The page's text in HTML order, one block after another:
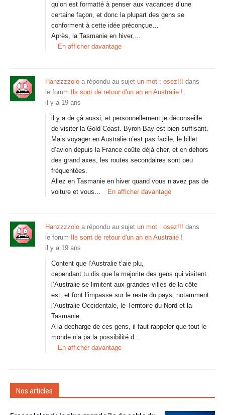
qu’on est formatté à penser aux vacances d’une
certaine façon, et donc la plupart des gens se
conforment à cette idée préconçue…
Après, la Tasmanie en hiver,…
En afficher davantage
Hanzzzzolo a répondu au sujet un mot : osez!!! dans
le forum
Ils sont de retour d'un an en Australie !
il y a 19 ans
il y a de çà aussi, et personnellement je déconseille
de visiter la Gold Coast. Byron Bay est bien suffisant.
Mais voyager en Australie n’est pas facile, le billet
d’avion depuis la France coûte déjà cher, et en dehors
des grand axes, les routes secondaires sont peu
fréquentées.
Allez en Tasmanie en hiver quand vous n’avez pas de
voiture et vous…
En afficher davantage
Hanzzzzolo a répondu au sujet un mot : osez!!! dans
le forum
Ils sont de retour d'un an en Australie !
il y a 19 ans
Content que l’Australie t’aie plu,
cependant tu dis que la majorite des gens qui visitent
l’Australie se limitent aux grandes villes de la côte
est, et font l’impasse sur le reste du pays, notamment
l’Australie Occidentale, le Territoire du Nord et la
Tasmanie.
A la decharge de ces gens, il faut rappeler que tout le
monde n’a pa la possibilité d…
En afficher davantage
Nos articles